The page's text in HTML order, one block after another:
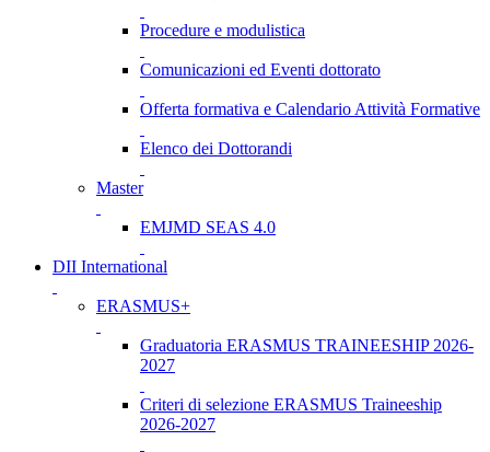
Procedure e modulistica
Comunicazioni ed Eventi dottorato
Offerta formativa e Calendario Attività Formative
Elenco dei Dottorandi
Master
EMJMD SEAS 4.0
DII International
ERASMUS+
Graduatoria ERASMUS TRAINEESHIP 2026-
2027
Criteri di selezione ERASMUS Traineeship
2026-2027